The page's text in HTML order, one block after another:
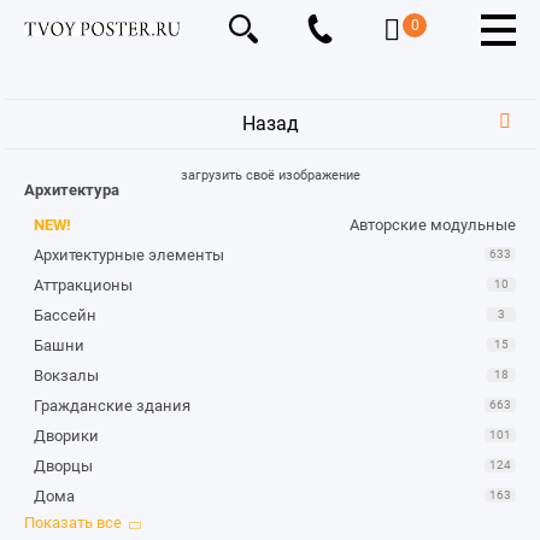
0
Назад
загрузить своё изображение
Архитектура
NEW!
Авторские модульные
Архитектурные элементы
633
Аттракционы 10
Бассейн 3
Башни 15
Вокзалы 18
Гражданские здания 663
Дворики 101
Дворцы 124
Дома 163
Замки и крепости